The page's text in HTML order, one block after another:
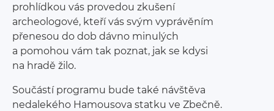
prohlídkou vás provedou zkušení
archeologové, kteří vás svým vyprávěním
přenesou do dob dávno minulých
a pomohou vám tak poznat, jak se kdysi
na hradě žilo.
Součástí programu bude také návštěva
nedalekého Hamousova statku ve Zbečně.